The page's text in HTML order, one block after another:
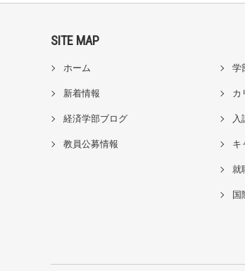
SITE MAP
ホーム
新着情報
経済学部ブログ
教員公募情報
学
カ
入
キ
就
国